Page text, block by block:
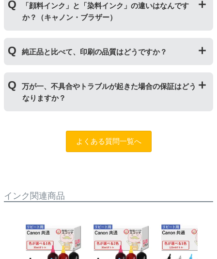
どが入っておりません。
いています。「単品」には説明書や道具が付いておりま
せんので、リピーター様向けに販売しております。
「顔料インク」と「染料インク」の違いはなんです
か？（キャノン・ブラザー）
せます。紫外線に強いため色の劣化が少なく、耐水性に
優れているため印字のにじみが少ないのが特徴です。
「染料インク」はインクが紙の繊維質に浸透して発色し
ます。インクを重ね合わせて細かく色合いを表現でき、
発色の良い鮮やかな仕上がりになるため、写真印刷に向
純正品と比べて、印刷の品質はどうですか？
写真やディスク(CDやDVD)など光沢のある用紙への印刷
は色味が異なる場合がありますのでご注意ください。ま
た、純正品と比べると色あせや劣化が進みやすいため、
ご注意ください。
万が一、不具合やトラブルが起きた場合の保証はどう
なりますか？
問合フォーム ふたつの保証
おりますので、ご購入商品とご使用プリンタ―について
よくある質問一覧へ
インク関連商品